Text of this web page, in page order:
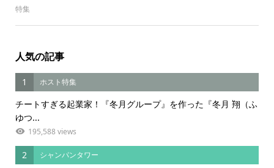
特集
人気の記事
1 ホスト特集
チートすぎる起業家！『冬月グループ』を作った『冬月 翔（ふ
ゆつ...
195,588 views
2 シャンパンタワー